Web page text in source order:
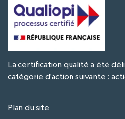
La certification qualité a été
catégorie d'action suivante :
Plan du site